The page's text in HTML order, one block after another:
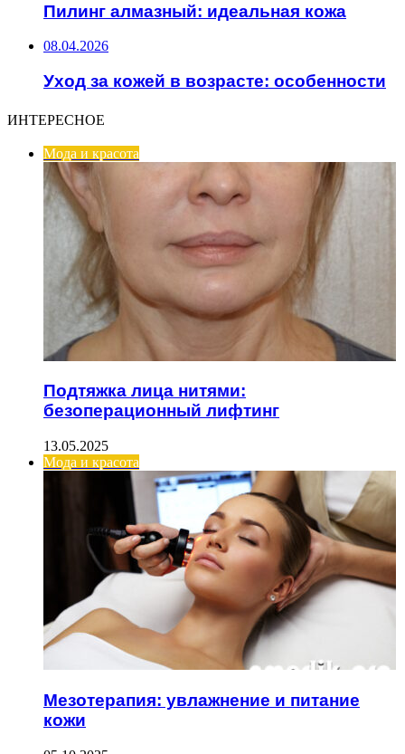
Пилинг алмазный: идеальная кожа
08.04.2026
Уход за кожей в возрасте: особенности
ИНТЕРЕСНОЕ
Мода и красота
Подтяжка лица нитями:
безоперационный лифтинг
13.05.2025
Мода и красота
Мезотерапия: увлажнение и питание
кожи